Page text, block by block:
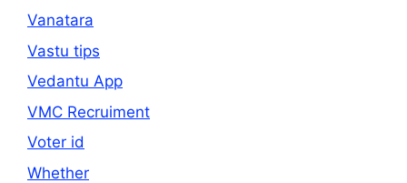
Vanatara
Vastu tips
Vedantu App
VMC Recruiment
Voter id
Whether